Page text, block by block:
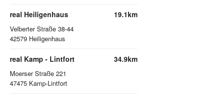
real Heiligenhaus
Velberter Straße 38-44
42579 Heiligenhaus
19.1km
real Kamp - Lintfort
Moerser Straße 221
47475 Kamp-Lintfort
34.9km